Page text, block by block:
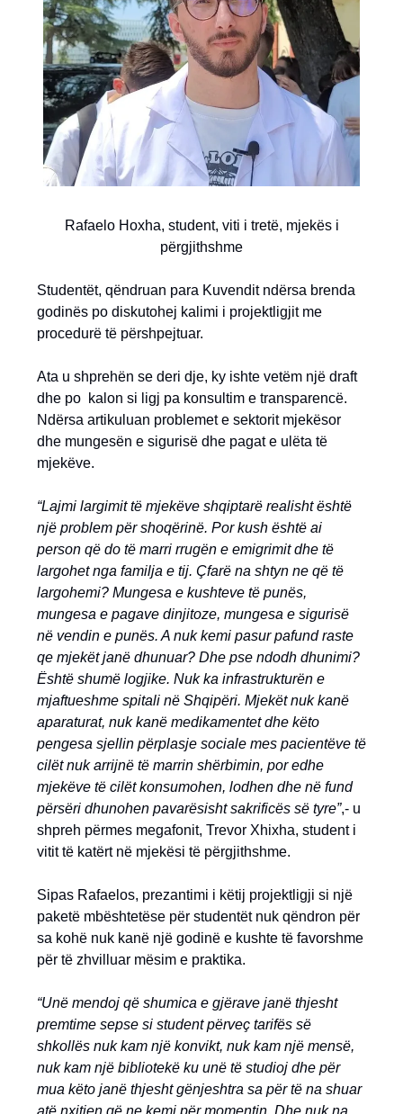
Rafaelo Hoxha, student, viti i tretë, mjekës i
përgjithshme
Studentët, qëndruan para Kuvendit ndërsa brenda
godinës po diskutohej kalimi i projektligjit me
procedurë të përshpejtuar.
Ata u shprehën se deri dje, ky ishte vetëm një draft
dhe po kalon si ligj pa konsultim e transparencë.
Ndërsa artikuluan problemet e sektorit mjekësor
dhe mungesën e sigurisë dhe pagat e ulëta të
mjekëve.
“Lajmi largimit të mjekëve shqiptarë realisht është
një problem për shoqërinë. Por kush është ai
person që do të marri rrugën e emigrimit dhe të
largohet nga familja e tij. Çfarë na shtyn ne që të
largohemi? Mungesa e kushteve të punës,
mungesa e pagave dinjitoze, mungesa e sigurisë
në vendin e punës. A nuk kemi pasur pafund raste
qe mjekët janë dhunuar? Dhe pse ndodh dhunimi?
Është shumë logjike. Nuk ka infrastrukturën e
mjaftueshme spitali në Shqipëri. Mjekët nuk kanë
aparaturat, nuk kanë medikamentet dhe këto
pengesa sjellin përplasje sociale mes pacientëve të
cilët nuk arrijnë të marrin shërbimin, por edhe
mjekëve të cilët konsumohen, lodhen dhe në fund
përsëri dhunohen pavarësisht sakrificës së tyre”,- u
shpreh përmes megafonit, Trevor Xhixha, student i
vitit të katërt në mjekësi të përgjithshme.
Sipas Rafaelos, prezantimi i këtij projektligji si një
paketë mbështetëse për studentët nuk qëndron për
sa kohë nuk kanë një godinë e kushte të favorshme
për të zhvilluar mësim e praktika.
“Unë mendoj që shumica e gjërave janë thjesht
premtime sepse si student përveç tarifës së
shkollës nuk kam një konvikt, nuk kam një mensë,
nuk kam një bibliotekë ku unë të studioj dhe për
mua këto janë thjesht gënjeshtra sa për të na shuar
atë nxitjen që ne kemi për momentin. Dhe nuk na